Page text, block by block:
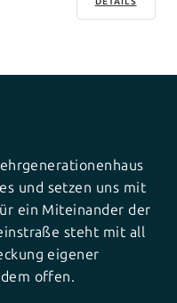
und setzen uns mit
ein Miteinander der
steht mit all
eigener
offen.